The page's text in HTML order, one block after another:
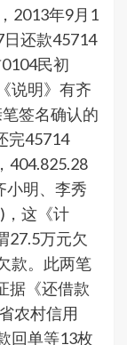
2013年9月1
还款45714
民初
说明》有齐
签名确认的
完45714
404.825.28
小明、李秀
，这《计
27.5万元欠
款。此两笔
据《还借款
农村信用
回单等13枚